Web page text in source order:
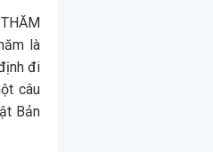
là
đi
câu
Bản